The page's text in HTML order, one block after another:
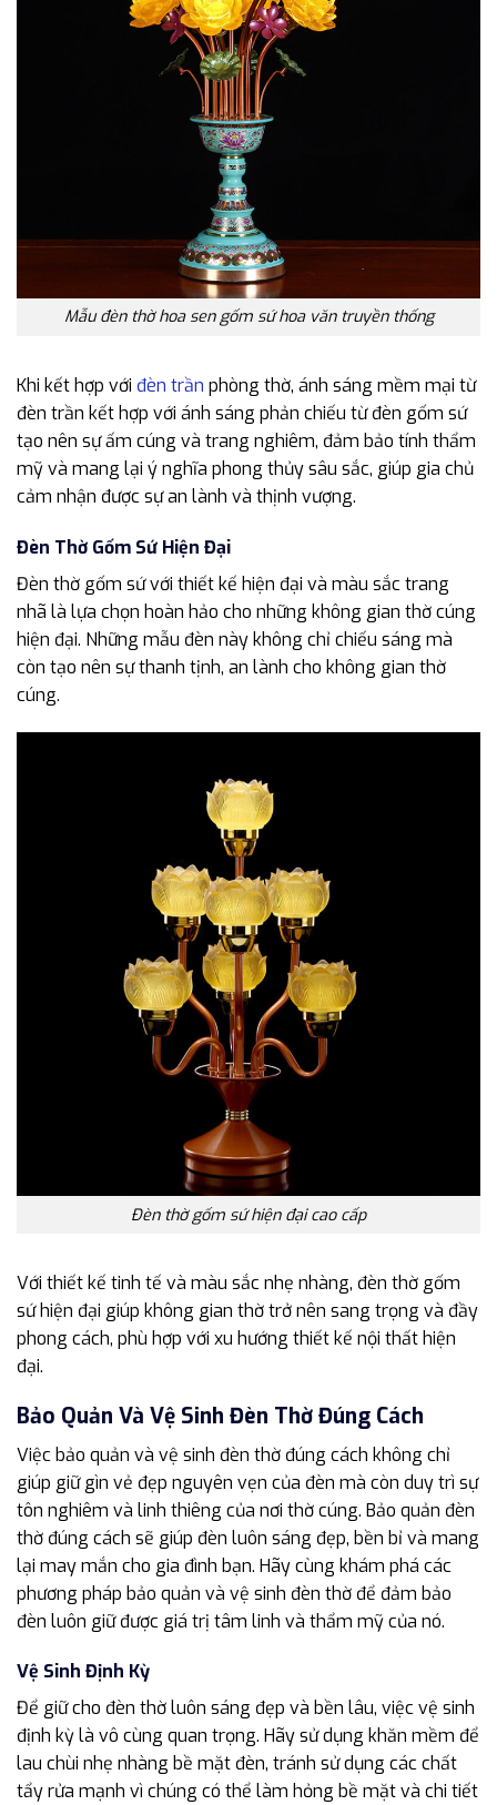
Mẫu đèn thờ hoa sen gốm sứ hoa văn truyền thống
Khi kết hợp với đèn trần phòng thờ, ánh sáng mềm mại từ
đèn trần kết hợp với ánh sáng phản chiếu từ đèn gốm sứ
tạo nên sự ấm cúng và trang nghiêm, đảm bảo tính thẩm
mỹ và mang lại ý nghĩa phong thủy sâu sắc, giúp gia chủ
cảm nhận được sự an lành và thịnh vượng.
Đèn Thờ Gốm Sứ Hiện Đại
Đèn thờ gốm sứ với thiết kế hiện đại và màu sắc trang
nhã là lựa chọn hoàn hảo cho những không gian thờ cúng
hiện đại. Những mẫu đèn này không chỉ chiếu sáng mà
còn tạo nên sự thanh tịnh, an lành cho không gian thờ
cúng.
Đèn thờ gốm sứ hiện đại cao cấp
Với thiết kế tinh tế và màu sắc nhẹ nhàng, đèn thờ gốm
sứ hiện đại giúp không gian thờ trở nên sang trọng và đầy
phong cách, phù hợp với xu hướng thiết kế nội thất hiện
đại.
Bảo Quản Và Vệ Sinh Đèn Thờ Đúng Cách
Việc bảo quản và vệ sinh đèn thờ đúng cách không chỉ
giúp giữ gìn vẻ đẹp nguyên vẹn của đèn mà còn duy trì sự
tôn nghiêm và linh thiêng của nơi thờ cúng. Bảo quản đèn
thờ đúng cách sẽ giúp đèn luôn sáng đẹp, bền bỉ và mang
lại may mắn cho gia đình bạn. Hãy cùng khám phá các
phương pháp bảo quản và vệ sinh đèn thờ để đảm bảo
đèn luôn giữ được giá trị tâm linh và thẩm mỹ của nó.
Vệ Sinh Định Kỳ
Để giữ cho đèn thờ luôn sáng đẹp và bền lâu, việc vệ sinh
định kỳ là vô cùng quan trọng. Hãy sử dụng khăn mềm để
lau chùi nhẹ nhàng bề mặt đèn, tránh sử dụng các chất
tẩy rửa mạnh vì chúng có thể làm hỏng bề mặt và chi tiết